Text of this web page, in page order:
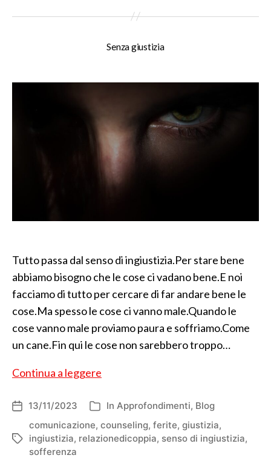
Senza giustizia
Tutto passa dal senso di ingiustizia.Per stare bene
abbiamo bisogno che le cose ci vadano bene.E noi
facciamo di tutto per cercare di far andare bene le
cose.Ma spesso le cose ci vanno male.Quando le
cose vanno male proviamo paura e soffriamo.Come
un cane.Fin qui le cose non sarebbero troppo…
Continua a leggere
Data
dell'articolo
13/11/2023 Categorie
In Approfondimenti, Blog
Tag
comunicazione, counseling, ferite, giustizia,
ingiustizia, relazionedicoppia, senso di ingiustizia,
sofferenza